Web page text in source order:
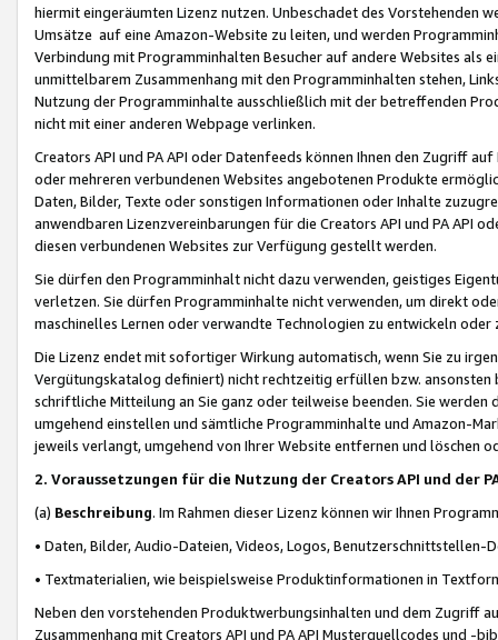
hiermit eingeräumten Lizenz nutzen. Unbeschadet des Vorstehenden
Umsätze auf eine Amazon-Website zu leiten, und werden
Verbindung mit Programminhalten Besucher auf andere Websites als
unmittelbarem Zusammenhang mit den Programminhalten stehen,
Nutzung der Programminhalte ausschließlich mit der betreffenden
nicht mit einer anderen Webpage verlinken.
Creators API und PA API oder Datenfeeds können Ihnen den Zugriff
oder mehreren verbundenen Websites angebotenen Produkte
Daten, Bilder, Texte oder sonstigen Informationen oder Inhalte
anwendbaren Lizenzvereinbarungen für die Creators API und PA API
diesen verbundenen Websites zur Verfügung gestellt werden.
Sie dürfen den Programminhalt nicht dazu verwenden, geistiges
verletzen. Sie dürfen Programminhalte nicht verwenden, um direkt
maschinelles Lernen oder verwandte Technologien zu entwickeln
Die Lizenz endet mit sofortiger Wirkung automatisch, wenn Sie zu
Vergütungskatalog definiert) nicht rechtzeitig erfüllen bzw. ansonsten
schriftliche Mitteilung an Sie ganz oder teilweise beenden. Sie werden
umgehend einstellen und sämtliche Programminhalte und Amazon-
jeweils verlangt, umgehend von Ihrer Website entfernen und löschen
2. Voraussetzungen für die Nutzung der Creators API und der
(a) Beschreibung. Im Rahmen dieser Lizenz können wir Ihnen
• Daten, Bilder, Audio-Dateien, Videos, Logos, Benutzerschnittstellen-
• Textmaterialien, wie beispielsweise Produktinformationen in
Neben den vorstehenden Produktwerbungsinhalten und dem Zugriff
Zusammenhang mit Creators API und PA API Musterquellcodes und